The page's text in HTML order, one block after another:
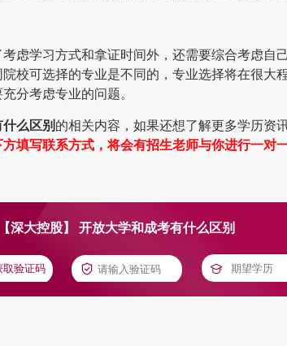
虑学习方式和拿证时间外，还需要综合考虑自
校可选择的专业是不同的，专业选择将在很大
分考虑专业的问题。
么区别的相关内容，如果还想了解更多学历资
填写联系方式，将会有招生老师与你进行一对
【深大控股】 开放大学和成考有什么区别
取验证码